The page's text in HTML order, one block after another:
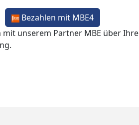
Bezahlen mit MBE4
mit unserem Partner MBE über Ihre